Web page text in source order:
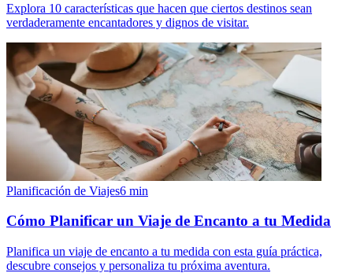
Explora 10 características que hacen que ciertos destinos sean
verdaderamente encantadores y dignos de visitar.
Planificación de Viajes6 min
Cómo Planificar un Viaje de Encanto a tu Medida
Planifica un viaje de encanto a tu medida con esta guía práctica,
descubre consejos y personaliza tu próxima aventura.